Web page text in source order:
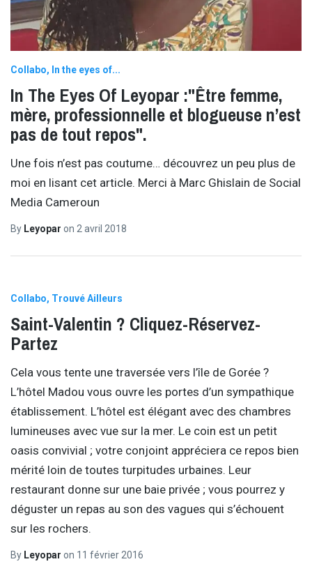
Collabo In the eyes of...
In The Eyes Of Leyopar :"Être femme,
mère, professionnelle et blogueuse n’est
pas de tout repos".
Une fois n’est pas coutume… découvrez un peu plus de
moi en lisant cet article. Merci à Marc Ghislain de Social
Media Cameroun
By Leyopar on 2 avril 2018
Collabo Trouvé Ailleurs
Saint-Valentin ? Cliquez-Réservez-
Partez
Cela vous tente une traversée vers l’île de Gorée ?
L’hôtel Madou vous ouvre les portes d’un sympathique
établissement. L’hôtel est élégant avec des chambres
lumineuses avec vue sur la mer. Le coin est un petit
oasis convivial ; votre conjoint appréciera ce repos bien
mérité loin de toutes turpitudes urbaines. Leur
restaurant donne sur une baie privée ; vous pourrez y
déguster un repas au son des vagues qui s’échouent
sur les rochers.
By Leyopar on 11 février 2016